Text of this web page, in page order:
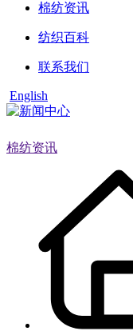
棉纺资讯
纺织百科
联系我们
English
棉纺资讯